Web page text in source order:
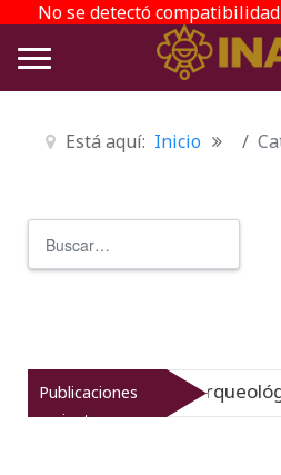
No se detectó
Está aquí: Inicio
Publicaciones
recientes
el patrimonio